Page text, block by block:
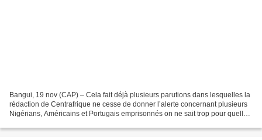
Bangui, 19 nov (CAP) – Cela fait déjà plusieurs parutions dans lesquelles la
rédaction de Centrafrique ne cesse de donner l’alerte concernant plusieurs
Nigérians, Américains et Portugais emprisonnés on ne sait trop pour quelles